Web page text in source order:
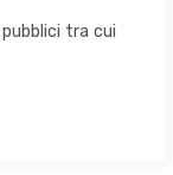
tra cui